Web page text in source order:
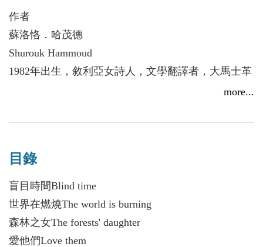
蘇洛恪．哈茂德以詩作描繪動盪不安的敘利亞，「是
誰在地中海的海面／表演屠殺之舞／為何你還沒跟我
商量就死掉？／敘利亞人呀！」一句悲痛的呼喚引發
人們內心深處的共鳴，閱讀她的詩句彷彿戰火近在眼
「戰爭的呼吸讓我失望／每人每事都讓我失望／多到
仍頑強地賦詩，世界在燃燒，而她活著，持續創作。
作者
蘇洛恪．哈茂德
Shurouk Hammoud
1982年出生，敘利亞女詩人，文學翻譯者，大馬士革
大學藝術學士、文本翻譯碩士。出版三本阿拉伯文詩
被選入法國、塞爾維亞、荷蘭出版的多種詩選。巴勒
Naaman）國際榮譽文化資料庫名譽會員。榮獲多項
本國和國際詩獎。2016年由西班牙文化機構西薩爾．
艾吉多．塞拉諾基金會（Cesar Egido Serrano）任命
為文化大使，2017年又由該機構任命為西班牙語大
使。以阿拉伯文翻譯李魁賢詩集《黃昏時刻》、《存
more...
目錄
盲目時間Blind time
世界在燃燒The world is burning
森林之女The forests' daughter
愛他們Love them